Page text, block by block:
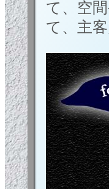
て、空
て、主